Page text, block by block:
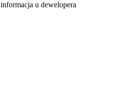
informacja u dewelopera